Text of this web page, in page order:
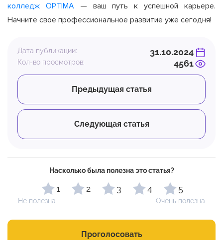
колледж OPTIMA— ваш путь к успешной карьере.
Начните свое профессиональное развитие уже сегодня!
Дата публикации: 31.10.2024
Кол-во просмотров: 4561
Предыдущая статья
Следующая статья
Насколько была полезна это статья?
1 2 3 4 5
Не полезна Очень полезна
Проголосовать